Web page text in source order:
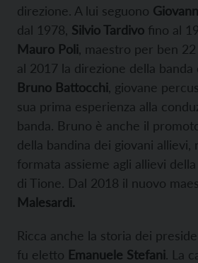
direzione. A lui seguono
dal 1978, Silvio Tardivo fino al
Mauro Poli , maestro per ben
al 2017 la direzione della banda
Bruno Battocchi , giovane
sua prima esperienza alla
banda. Bruno è anche il
della bandina dei giovani allievi,
formata assieme agli allievi
di Tione. Dal 2018 il nuovo
Malesardi.
Ricca anche la storia dei
fu eletto Emanuele Stefani. La